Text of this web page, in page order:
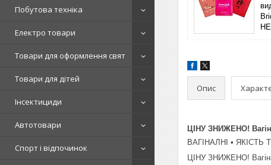
Побутова техніка
Електро товари
Товари для оформлення свят
Товари для дітей
Інсектициди
Автотовари
Спорт і відпочинок
Опис
ЦІНУ ЗНИЖЕНО!
ВАГІНАЛНІ • ЯКІСТЬ
ЦІНУ ЗНИЖЕНО!